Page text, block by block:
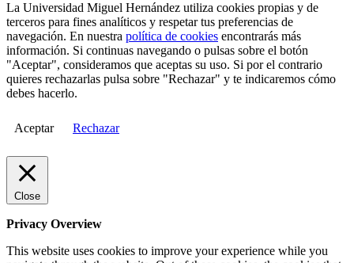
La Universidad Miguel Hernández utiliza cookies propias y de
terceros para fines analíticos y respetar tus preferencias de
navegación. En nuestra política de cookies encontrarás más
información. Si continuas navegando o pulsas sobre el botón
"Aceptar", consideramos que aceptas su uso. Si por el contrario
quieres rechazarlas pulsa sobre "Rechazar" y te indicaremos cómo
debes hacerlo.
Aceptar Rechazar
Close
Privacy Overview
This website uses cookies to improve your experience while you